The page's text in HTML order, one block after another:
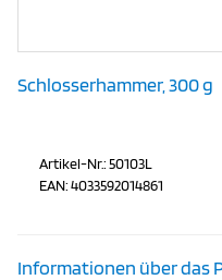
Schlosserhammer, 300 g
Artikel-Nr.: 50103L
EAN: 4033592014861
Informationen über das